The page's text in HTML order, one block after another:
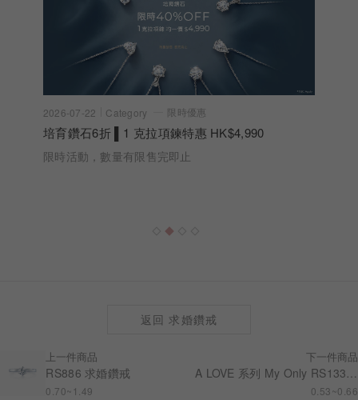
2026-07-22 Category 限時優惠
培育鑽石6折 ▌1 克拉項鍊特惠 HK$4,990
限時活動，數量有限售完即止
上一件商品
RS886 求婚鑽戒
0.70~1.49
下一件商品
0.53~0.66
返回 求婚鑽戒